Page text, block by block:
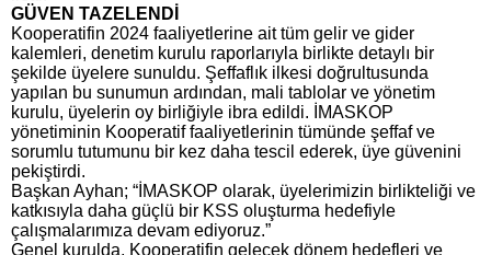
GÜVEN TAZELENDİ
Kooperatifin 2024 faaliyetlerine ait tüm gelir ve gider
kalemleri, denetim kurulu raporlarıyla birlikte detaylı bir
şekilde üyelere sunuldu. Şeffaflık ilkesi doğrultusunda
yapılan bu sunumun ardından, mali tablolar ve yönetim
kurulu, üyelerin oy birliğiyle ibra edildi. İMASKOP
yönetiminin Kooperatif faaliyetlerinin tümünde şeffaf ve
sorumlu tutumunu bir kez daha tescil ederek, üye güvenini
pekiştirdi.
Başkan Ayhan; “İMASKOP olarak, üyelerimizin birlikteliği ve
katkısıyla daha güçlü bir KSS oluşturma hedefiyle
çalışmalarımıza devam ediyoruz.”
Genel kurulda, Kooperatifin gelecek dönem hedefleri ve